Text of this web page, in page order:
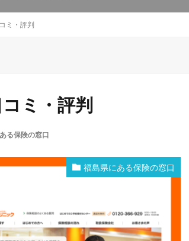
ミ・評判
ミ・評判
る保険の窓口
福島県にある保険の窓口